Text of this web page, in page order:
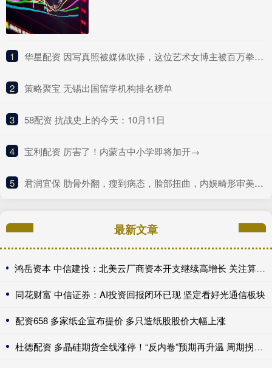
1 ​华星配资 因写真照被媒体吹捧，这位艺术女博主被百万拳迷称为UFC传奇？
2 ​策略聚宝 无锡出国留学机构排名榜单
3 ​58配资 抗战史上的今天：10月11日
4 ​宝利配资 厉害了！内蒙古中小学即将加开→
5 ​君润宜保 肋骨外翻，瘦到病态，脸部扭曲，内娱畸形审美什么时候是个头
最新文章
鸿岳资本 中信建投：北美云厂商资本开支继续高增长 关注算力超跌与高股息标的
同花财富 中信证券：AI投资回报闭环已现 坚定看好光通信板块
配资658 多家纸企宣布提价 多只造纸股股价大幅上涨
杜德配资 多晶硅期货全线涨停！“反内卷”预期再升温 周期拐点来了？